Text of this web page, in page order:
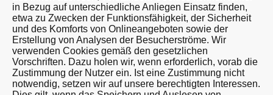
in Bezug auf unterschiedliche Anliegen Einsatz finden,
etwa zu Zwecken der Funktionsfähigkeit, der Sicherheit
und des Komforts von Onlineangeboten sowie der
Erstellung von Analysen der Besucherströme. Wir
verwenden Cookies gemäß den gesetzlichen
Vorschriften. Dazu holen wir, wenn erforderlich, vorab die
Zustimmung der Nutzer ein. Ist eine Zustimmung nicht
notwendig, setzen wir auf unsere berechtigten Interessen.